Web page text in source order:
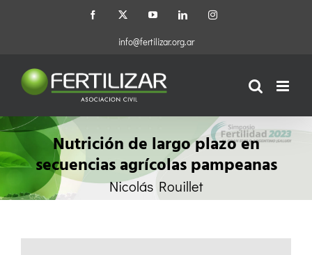
Facebook
X YouTubeLinkedInInstagram
info@fertilizar.org.ar
Nutrición de largo plazo en
secuencias agrícolas pampeanas
Nicolás Rouillet